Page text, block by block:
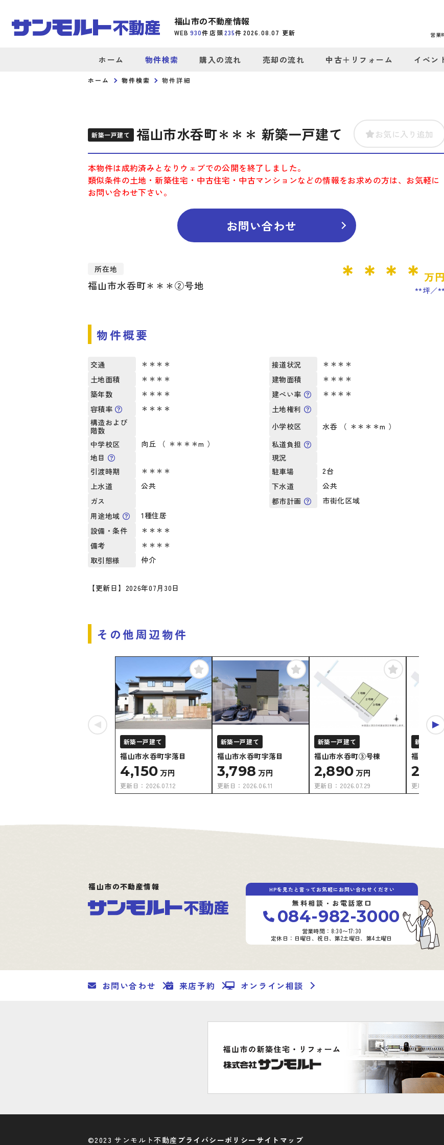
福山市の不動産情報
WEB 930件 店頭235件 2026.08.07 更新 営業
ホーム 物件検索 購入の流れ 売却の流れ 中古＋リフォーム イベン
ホーム 物件検索 物件詳細
新築一戸建て 福山市水呑町＊＊＊ 新築一戸建て お気に入り追加
本物件は成約済みとなりウェブでの公開を終了しました。
類似条件の土地・新築住宅・中古住宅・中古マンションなどの情報をお求めの方は、お気軽に
お問い合わせ下さい。
お問い合わせ
所在地
福山市水呑町＊＊＊②号地 ＊＊＊＊ 万円
**坪 **
物件概要
交通 ＊＊＊＊ 接道状況
＊＊＊＊
土地面積
＊＊＊＊ 建物面積
＊＊＊＊
築年数
＊＊＊＊ 建ぺい率
＊＊＊＊
容積率
＊＊＊＊
土地権利
構造および
階数
小学校区
水呑 （ ＊＊＊＊m ）
中学校区
向丘 （ ＊＊＊＊m ）
私道負担
地目
現況
引渡時期
＊＊＊＊ 駐車場
2台
上水道
公共 下水道
公共
ガス
都市計画
市街化区域
用途地域
1種住居
設備・条件
＊＊＊＊
備考
＊＊＊＊
取引態様
仲介
【更新日】2026年07月30日
その他周辺物件
新築一戸建て
福山市水呑町字落目
4,150万円
更新日： 2026.07.12
新築一戸建て
福山市水呑町字落目
3,798 万円
更新日： 2026.06.11
新築一戸建て
福山市水呑町③号棟
2,890万円
更新日： 2026.07.29
新築一戸
福山市水
2,890
更新日：
福山市の不動産情報 HPを見たと言ってお気軽にお問い合わせください
無料相談・お電話窓口
084-982-3000
営業時間：8:30〜17:30
定休日：日曜日、祝日、第2土曜日、第4土曜日
お問い合わせ 来店予約 オンライン相談
プライバシーポリシーサイトマップ
©2023 サンモルト不動産